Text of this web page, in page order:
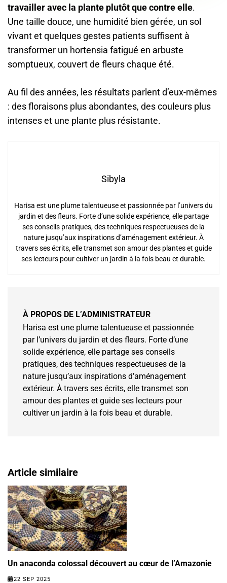
travailler avec la plante plutôt que contre elle.
Une taille douce, une humidité bien gérée, un sol
vivant et quelques gestes patients suffisent à
transformer un hortensia fatigué en arbuste
somptueux, couvert de fleurs chaque été.
Au fil des années, les résultats parlent d’eux-mêmes
: des floraisons plus abondantes, des couleurs plus
intenses et une plante plus résistante.
Sibyla
Harisa est une plume talentueuse et passionnée par l’univers du
jardin et des fleurs. Forte d’une solide expérience, elle partage
ses conseils pratiques, des techniques respectueuses de la
nature jusqu’aux inspirations d’aménagement extérieur. À
travers ses écrits, elle transmet son amour des plantes et guide
ses lecteurs pour cultiver un jardin à la fois beau et durable.
À PROPOS DE L’ADMINISTRATEUR
Harisa est une plume talentueuse et passionnée
par l’univers du jardin et des fleurs. Forte d’une
solide expérience, elle partage ses conseils
pratiques, des techniques respectueuses de la
nature jusqu’aux inspirations d’aménagement
extérieur. À travers ses écrits, elle transmet son
amour des plantes et guide ses lecteurs pour
cultiver un jardin à la fois beau et durable.
Article similaire
Un anaconda colossal découvert au cœur de l’Amazonie
22 SEP 2025